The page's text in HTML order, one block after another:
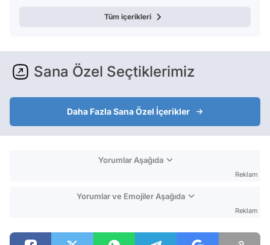
Tüm içerikleri
Sana Özel Seçtiklerimiz
Daha Fazla Sana Özel İçerikler
Yorumlar Aşağıda
Reklam
Yorumlar ve Emojiler Aşağıda
Reklam